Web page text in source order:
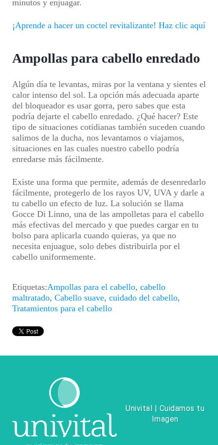
minutos y enjuagar.
¡Aprende a hacer un coctel revitalizante! Haz clic aquí
Ampollas para cabello enredado
Algún día te levantas, miras por la ventana y sientes el
calor intenso del sol. La opción más adecuada aparte
del bloqueador es usar gorra, pero sabes que esta
podría dejarte el cabello enredado. ¿Qué hacer? Este
tipo de situaciones cotidianas también suceden cuando
salimos de la ducha, nos levantamos o viajamos,
situaciones en las cuales nuestro cabello podría
enredarse más fácilmente.
Existe una forma que permite, además de desenredarlo
fácilmente, protegerlo de los rayos UV, UVA y darle a
tu cabello un efecto de luz. La solución se llama
Gocce Di Linno, una de las ampolletas para el cabello
más efectivas del mercado y que puedes cargar en tu
bolso para aplicarla cuando quieras, ya que no
necesita enjuague, solo debes distribuirla por el
cabello uniformemente.
Etiquetas:Ampollas para el cabello, cabello
maltratado, Cabello suave, cuidado del cabello,
Tratamientos para el cabello
Univital | Cuidamos tu
Imagen